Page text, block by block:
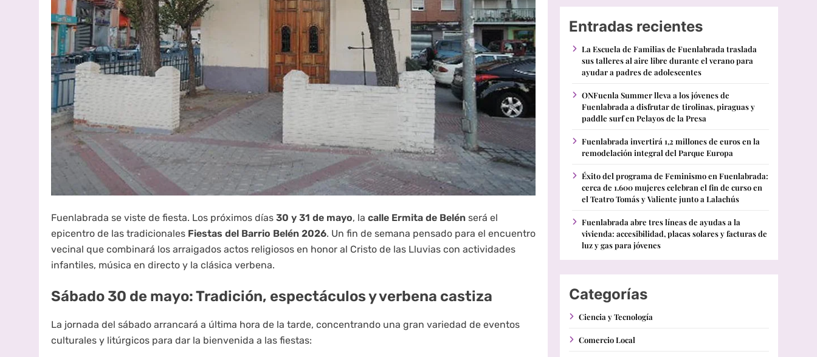
Fuenlabrada se viste de fiesta. Los próximos días 30 y 31 de mayo, la calle Ermita de Belén será el
epicentro de las tradicionales Fiestas del Barrio Belén 2026. Un fin de semana pensado para el encuentro
vecinal que combinará los arraigados actos religiosos en honor al Cristo de las Lluvias con actividades
infantiles, música en directo y la clásica verbena.
Sábado 30 de mayo: Tradición, espectáculos y verbena castiza
La jornada del sábado arrancará a última hora de la tarde, concentrando una gran variedad de eventos
culturales y litúrgicos para dar la bienvenida a las fiestas:
Entradas recientes
La Escuela de Familias de Fuenlabrada traslada
sus talleres al aire libre durante el verano para
ayudar a padres de adolescentes
ONFuenla Summer lleva a los jóvenes de
Fuenlabrada a disfrutar de tirolinas, piraguas y
paddle surf en Pelayos de la Presa
Fuenlabrada invertirá 1,2 millones de euros en la
remodelación integral del Parque Europa
Éxito del programa de Feminismo en Fuenlabrada:
cerca de 1.600 mujeres celebran el fin de curso en
el Teatro Tomás y Valiente junto a Lalachús
Fuenlabrada abre tres líneas de ayudas a la
vivienda: accesibilidad, placas solares y facturas de
luz y gas para jóvenes
Categorías
Ciencia y Tecnología
Comercio Local